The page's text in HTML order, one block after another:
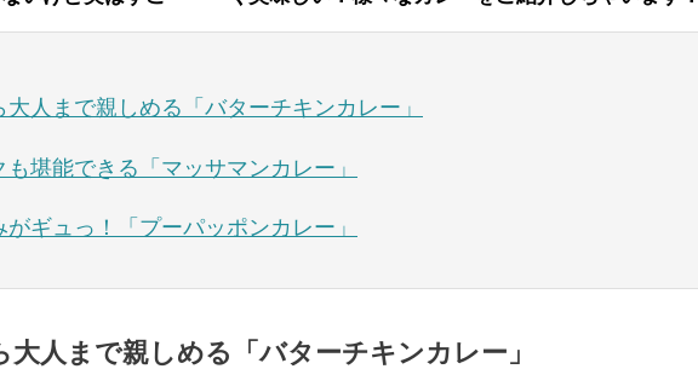
大人まで親しめる「バターチキンカレー」
も堪能できる「マッサマンカレー」
ギュっ！「プーパッポンカレー」
大人まで親しめる「バターチキンカレー」